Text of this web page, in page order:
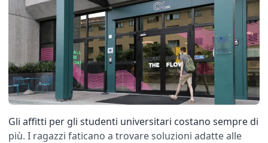
Gli affitti per gli studenti universitari costano sempre di
più. I ragazzi faticano a trovare soluzioni adatte alle